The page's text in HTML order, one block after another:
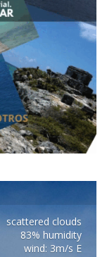
scattered clouds
83% humidity
wind: 3m/s E